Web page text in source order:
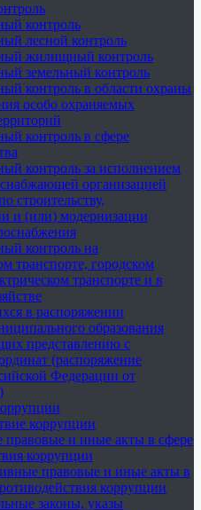
контроль
лесной контроль
жилищный контроль
земельный контроль
контроль в области охраны
особо охраняемых
контроль в сфере
контроль за исполнением
организацией
строительству,
и (или) модернизации
контроль на
транспорте, городском
транспорте и в
в распоряжении
образования
представлению с
(распоряжение
Федерации от
коррупции
и иные акты в сфере
коррупции
правовые и иные акты в
коррупции
законы, указы